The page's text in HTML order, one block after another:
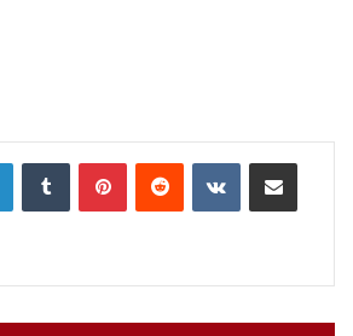
LinkedInTumblr PinterestReddit VKontakteShare via Email